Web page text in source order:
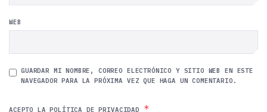
WEB
GUARDAR MI NOMBRE, CORREO ELECTRÓNICO Y SITIO WEB EN ESTE
NAVEGADOR PARA LA PRÓXIMA VEZ QUE HAGA UN COMENTARIO.
ACEPTO LA POLÍTICA DE PRIVACIDAD *